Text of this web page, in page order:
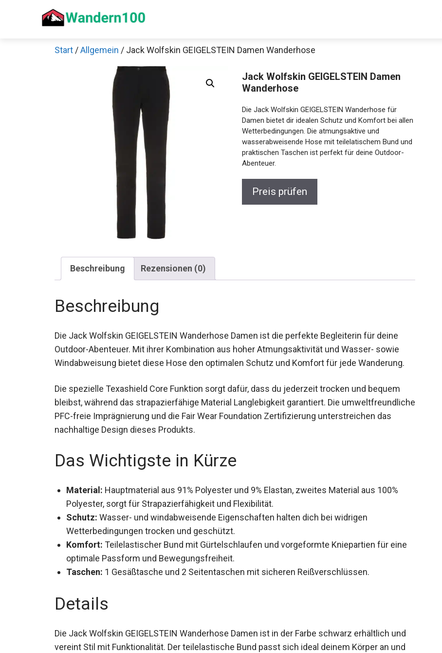
Start /Allgemein / Jack Wolfskin GEIGELSTEIN Damen Wanderhose
Jack Wolfskin GEIGELSTEIN Damen
Wanderhose
Die Jack Wolfskin GEIGELSTEIN Wanderhose für
Damen bietet dir idealen Schutz und Komfort bei allen
Wetterbedingungen. Die atmungsaktive und
wasserabweisende Hose mit teilelatischem Bund und
praktischen Taschen ist perfekt für deine Outdoor-
Abenteuer.
Preis prüfen
Beschreibung Rezensionen (0)
Beschreibung
Die Jack Wolfskin GEIGELSTEIN Wanderhose Damen ist die perfekte Begleiterin für deine
Outdoor-Abenteuer. Mit ihrer Kombination aus hoher Atmungsaktivität und Wasser- sowie
Windabweisung bietet diese Hose den optimalen Schutz und Komfort für jede Wanderung.
Die spezielle Texashield Core Funktion sorgt dafür, dass du jederzeit trocken und bequem
bleibst, während das strapazierfähige Material Langlebigkeit garantiert. Die umweltfreundliche
PFC-freie Imprägnierung und die Fair Wear Foundation Zertifizierung unterstreichen das
nachhaltige Design dieses Produkts.
Das Wichtigste in Kürze
Material: Hauptmaterial aus 91% Polyester und 9% Elastan, zweites Material aus 100%
Polyester, sorgt für Strapazierfähigkeit und Flexibilität.
Schutz: Wasser- und windabweisende Eigenschaften halten dich bei widrigen
Wetterbedingungen trocken und geschützt.
Komfort: Teilelastischer Bund mit Gürtelschlaufen und vorgeformte Kniepartien für eine
optimale Passform und Bewegungsfreiheit.
Taschen: 1 Gesäßtasche und 2 Seitentaschen mit sicheren Reißverschlüssen.
Details
Die Jack Wolfskin GEIGELSTEIN Wanderhose Damen ist in der Farbe schwarz erhältlich und
vereint Stil mit Funktionalität. Der teilelastische Bund passt sich ideal deinem Körper an und